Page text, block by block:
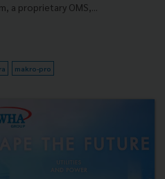
a proprietary OMS,...
makro-pro